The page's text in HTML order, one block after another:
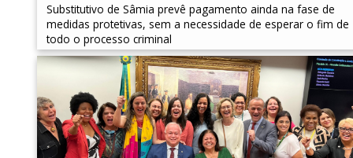
Substitutivo de Sâmia prevê pagamento ainda na fase de
medidas protetivas, sem a necessidade de esperar o fim de
todo o processo criminal